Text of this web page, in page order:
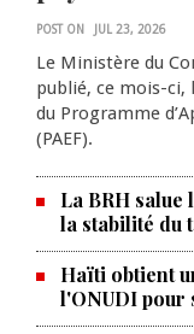
POST ON JUL 23, 2026
Le Ministère du
publié, ce mois-ci,
du Programme
(PAEF).
La BRH
la stabilité du
Haïti obtient
l'ONUDI pour